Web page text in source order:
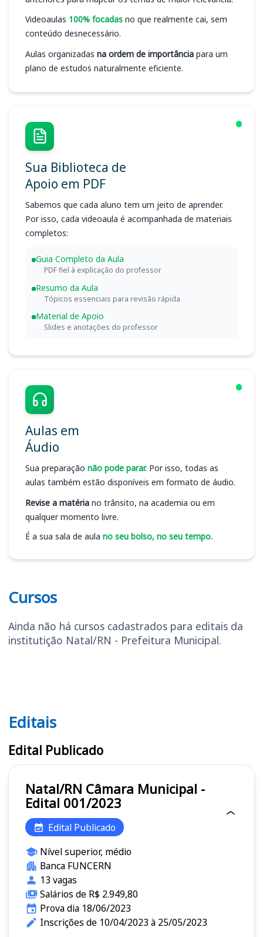
Videoaulas 100% focadas no que realmente cai, sem
conteúdo desnecessário.
Aulas organizadas na ordem de importância para um
plano de estudos naturalmente eficiente.
Sua Biblioteca de
Apoio em PDF
Sabemos que cada aluno tem um jeito de aprender.
Por isso, cada videoaula é acompanhada de materiais
completos:
Guia Completo da Aula
PDF fiel à explicação do professor
Resumo da Aula
Tópicos essenciais para revisão rápida
Material de Apoio
Slides e anotações do professor
Aulas em
Áudio
Sua preparação não pode parar. Por isso, todas as
aulas também estão disponíveis em formato de áudio.
Revise a matéria no trânsito, na academia ou em
qualquer momento livre.
É a sua sala de aula no seu bolso, no seu tempo.
Cursos
Ainda não há cursos cadastrados para editais da
institutição Natal/RN - Prefeitura Municipal.
Editais
Editais
Edital Publicado
Natal/RN Câmara Municipal -
Edital 001/2023
Edital Publicado
Nível superior, médio
Banca FUNCERN
13 vagas
Salários de R$ 2.949,80
Prova dia 18/06/2023
Inscrições de 10/04/2023 à 25/05/2023